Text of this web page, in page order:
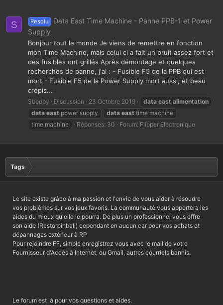
S Resolu
Data East Time Machine - Panne PPB-1 et Power
Supply
Bonjour tout le monde Je viens de remettre en fonction
mon Time Machine, mais celui ci a fait un bruit assez fort et
des fusibles ont grillés Après démontage et quelques
recherches de panne, j'ai : - Fusible F5 de la PPB qui est
mort - Fusible F5 de la Power Supply mort aussi, et beau
crépis...
Sbooby Discussion 23 Octobre 2019 data east alimentation
data east power supply data east time machine
time machine
Réponses: 30 Forum: Flipper Electronique
Tags
Le site existe grâce à ma passion et l'envie de vous aider à résoudre
vos problèmes sur vos jeux favoris. La communauté vous apportera les
aides du mieux qu'elle le pourra. De plus un professionnel vous offre
son aide (Restorpinball) cependant en aucun car pour vos achats et
dépannages extérieur à RP
Pour rejoindre FF, simple enregistrez vous avec le mail de votre
Fournisseur d'Accès à Internet, ou Gmail, autres courriels bannis.
Le forum est là pour vos questions et aides.